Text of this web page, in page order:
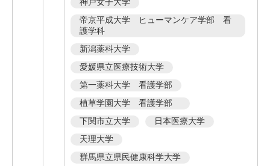
神戸女子大学
帝京平成大学 ヒューマンケア学部 看
護学科
新潟薬科大学
愛媛県立医療技術大学
第一薬科大学 看護学部
植草学園大学 看護学部
下関市立大学
日本医療大学
天理大学
群馬県立県民健康科学大学